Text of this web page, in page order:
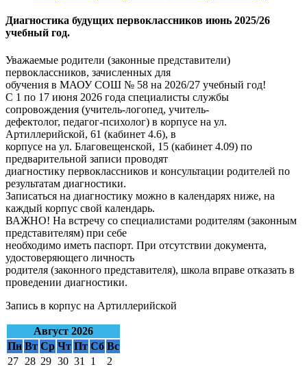
Диагностика будущих первоклассников июнь 2025/26
учебный год.
Уважаемые родители (законные представители)
первоклассников, зачисленных для
обучения в МАОУ СОШ № 58 на 2026/27 учебный год!
С 1 по 17 июня 2026 года специалисты службы
сопровождения (учитель-логопед, учитель-
дефектолог, педагог-психолог) в корпусе на ул.
Артиллерийской, 61 (кабинет 4.6), в
корпусе на ул. Благовещенской, 15 (кабинет 4.09) по
предварительной записи проводят
диагностику первоклассников и консультации родителей по
результатам диагностики.
Записаться на диагностику можно в календарях ниже, на
каждый корпус свой календарь.
ВАЖНО! На встречу со специалистами родителям (законным
представителям) при себе
необходимо иметь паспорт. При отсутствии документа,
удостоверяющего личность
родителя (законного представителя), школа вправе отказать в
проведении диагностики.
Запись в корпус на Артиллерийской
Август 2026
Пн Вт Ср Чт Пт Сб Вс
27 28 29 30 31 1
2